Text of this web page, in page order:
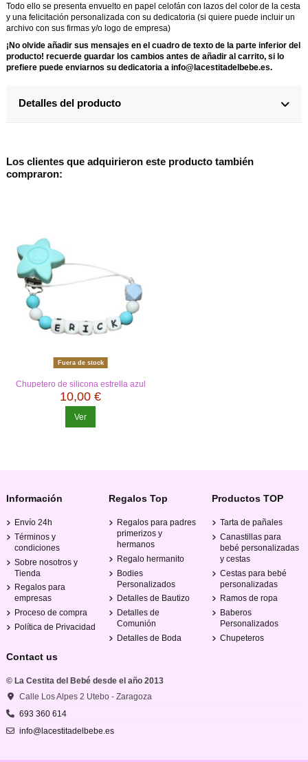
Todo ello se presenta envuelto en papel celofán con lazos del color de la cesta
y una felicitación personalizada con su dedicatoria (si quiere puede incluir un
archivo con sus firmas y/o logo de empresa)
¡No olvide añadir sus mensajes en el cuadro de texto de la parte inferior del
producto! recuerde guardar los cambios antes de añadir al carrito, si lo
prefiere puede enviarnos su dedicatoria a info@lacestitadelbebe.es.
Detalles del producto
Los clientes que adquirieron este producto también
compraron:
Fuera de stock
Chupetero de silicona estrella azul
10,00 €
Ver
Información
Envío 24h
Términos y
condiciones
Sobre nosotros y
Tienda
Regalos para
empresas
Proceso de compra
Política de Privacidad
Regalos Top
Regalos para padres
primerizos y
hermanos
Regalo hermanito
Bodies
Personalizados
Detalles de Bautizo
Detalles de
Comunión
Detalles de Boda
Productos TOP
Tarta de pañales
Canastillas para
bebé personalizadas
y cestas
Cestas para bebé
personalizadas
Ramos de ropa
Baberos
Personalizados
Chupeteros
Contact us
© La Cestita del Bebé desde el año 2013
Calle Los Alpes 2 Utebo - Zaragoza
693 360 614
info@lacestitadelbebe.es